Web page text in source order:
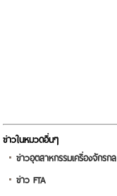
ข่าวในหมวดอื่นๆ
ข่าวอุตสาหกรรมเครื่องจักรกล
ข่าว FTA